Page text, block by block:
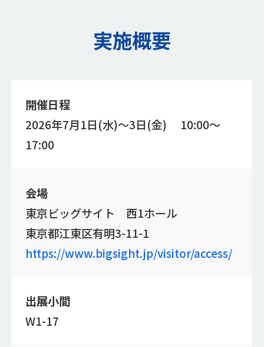
実施概要
開催日程
2026年7月1日(水)～3日(金) 10:00～
17:00
会場
東京ビッグサイト 西1ホール
東京都江東区有明3-11-1
https://www.bigsight.jp/visitor/access/
出展小間
W1-17